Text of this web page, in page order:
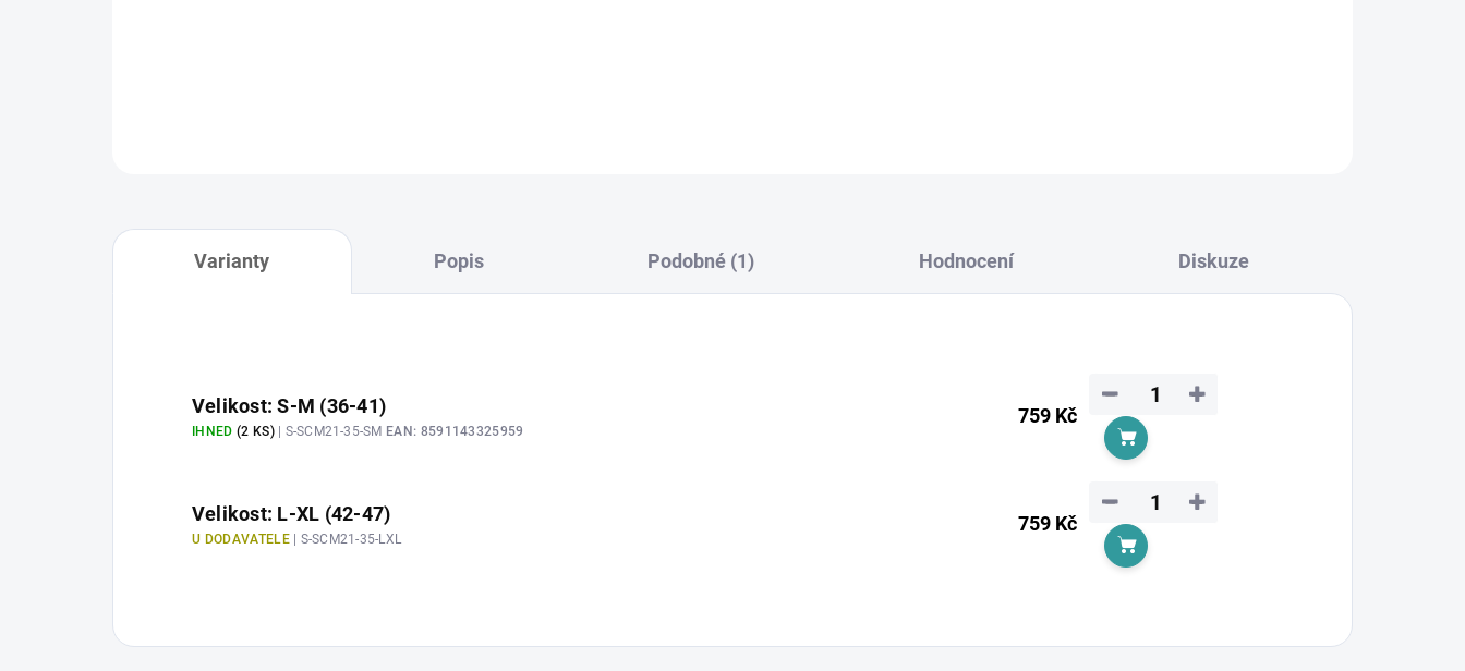
Varianty Popis Podobné (1) Hodnocení Diskuze
Velikost: S-M (36-41)
IHNED (2 KS)| S-SCM21-35-SM EAN: 8591143325959
759 Kč
+
−
Do košíku
Velikost: L-XL (42-47)
U DODAVATELE | S-SCM21-35-LXL
759 Kč
+
−
Do košíku